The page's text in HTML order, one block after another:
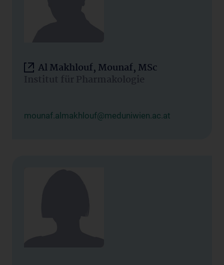
Al Makhlouf, Mounaf, MSc
Institut für Pharmakologie
mounaf.almakhlouf@meduniwien.ac.at